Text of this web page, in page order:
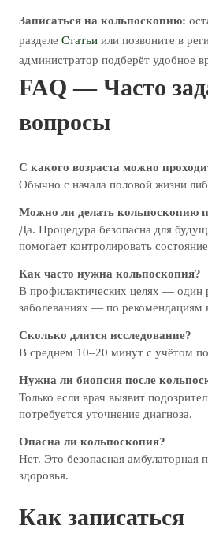
Записаться на кольпоскопию:
разделе Статьи или позвоните в
администратор подберёт удобное
FAQ — Часто
вопросы
С какого возраста можно
Обычно с начала половой жизни
Можно ли делать кольпоскопию
Да. Процедура безопасна для
помогает контролировать
Как часто нужна кольпоскопия?
В профилактических целях — один
заболеваниях — по рекомендациям
Сколько длится исследование?
В среднем 10–20 минут с учётом
Нужна ли биопсия после
Только если врач выявит
потребуется уточнение диагноза.
Опасна ли кольпоскопия?
Нет. Это безопасная амбулаторная
здоровья.
Как записаться